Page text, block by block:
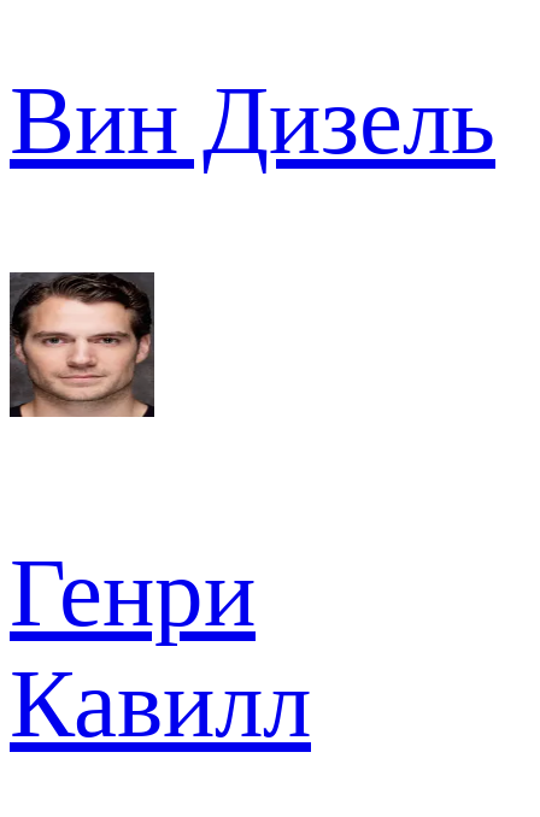
Вин Дизель
Генри
Кавилл